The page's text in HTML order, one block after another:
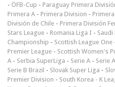
- ÖFB-Cup - Paraguay Primera
Primera A - Primera Division -
División de Chile - Primera División
Stars League - Romania Liga I -
Championship - Scottish League One
Premier League - Scottish Women's
A - Serbia SuperLiga - Serie A - Serie
Serie B Brazil - Slovak Super Liga -
Premier Division - South Korea - K